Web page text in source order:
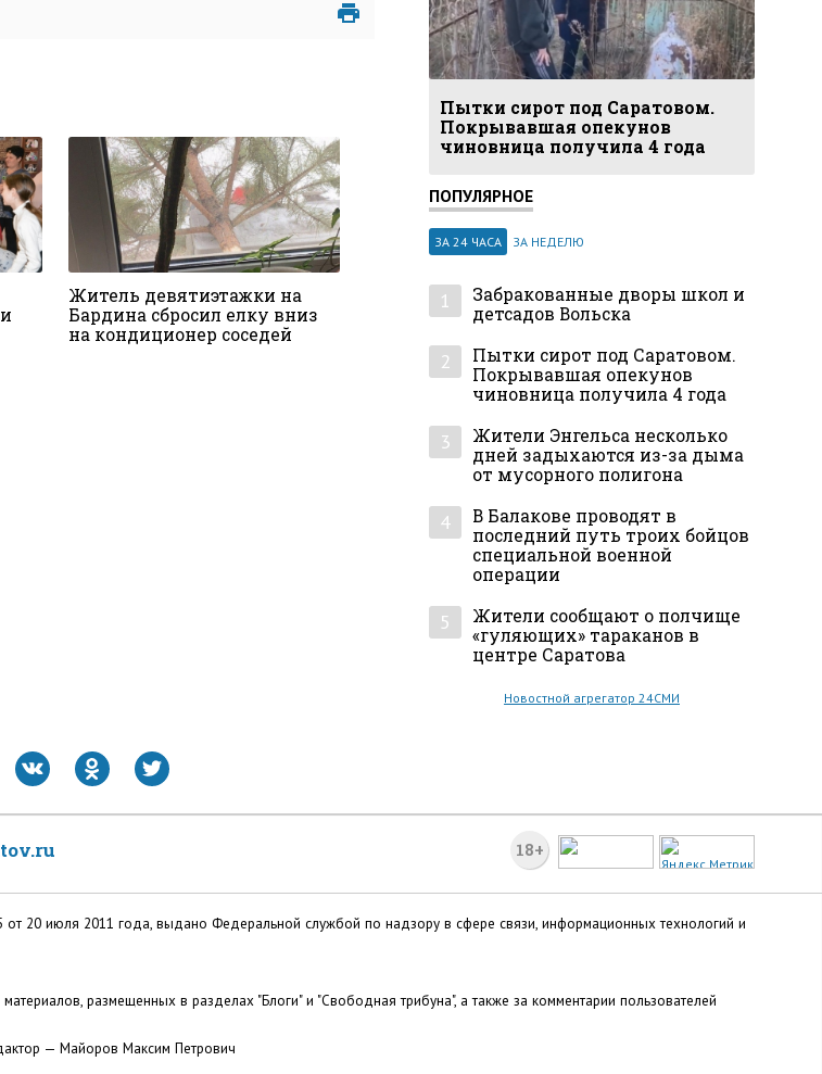
Житель девятиэтажки на
Бардина сбросил елку вниз
на кондиционер соседей
Пытки сирот под Саратовом.
Покрывавшая опекунов
чиновница получила 4 года
ПОПУЛЯРНОЕ
ЗА 24 ЧАСА ЗА НЕДЕЛЮ
1
Забракованные дворы школ и
детсадов Вольска
2
Пытки сирот под Саратовом.
Покрывавшая опекунов
чиновница получила 4 года
3
Жители Энгельса несколько
дней задыхаются из-за дыма
от мусорного полигона
4
В Балакове проводят в
последний путь троих бойцов
специальной военной
операции
5
Жители сообщают о полчище
«гуляющих» тараканов в
центре Саратова
Новостной агрегатор 24СМИ
18+
от 20 июля 2011 года, выдано Федеральной службой по надзору в сфере связи, информационных технологий и
размещенных в разделах "Блоги" и "Свободная трибуна", а также за комментарии пользователей
— Майоров Максим Петрович